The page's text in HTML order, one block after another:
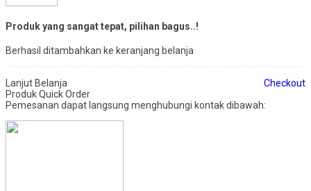
Produk yang sangat tepat, pilihan bagus..!
Berhasil ditambahkan ke keranjang belanja
Lanjut Belanja
Checkout
Produk Quick Order
Pemesanan dapat langsung menghubungi kontak dibawah: